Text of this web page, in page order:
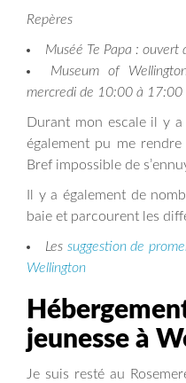
Repères
Muséé Te Papa :
Museum of
mercredi de 10:00 à 17:00
Durant mon escale il y a
également pu me
Bref impossible de
Il y a également de
baie et parcourent les
Les suggestion de
Wellington
jeunesse à
Je suis resté au